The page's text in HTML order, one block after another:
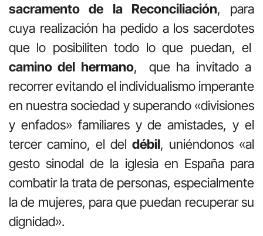
sacramento de la Reconciliación, para
cuya realización ha pedido a los sacerdotes
que lo posibiliten todo lo que puedan, el
camino del hermano, que ha invitado a
recorrer evitando el individualismo imperante
en nuestra sociedad y superando «divisiones
y enfados» familiares y de amistades, y el
tercer camino, el del débil, uniéndonos «al
gesto sinodal de la iglesia en España para
combatir la trata de personas, especialmente
la de mujeres, para que puedan recuperar su
dignidad».